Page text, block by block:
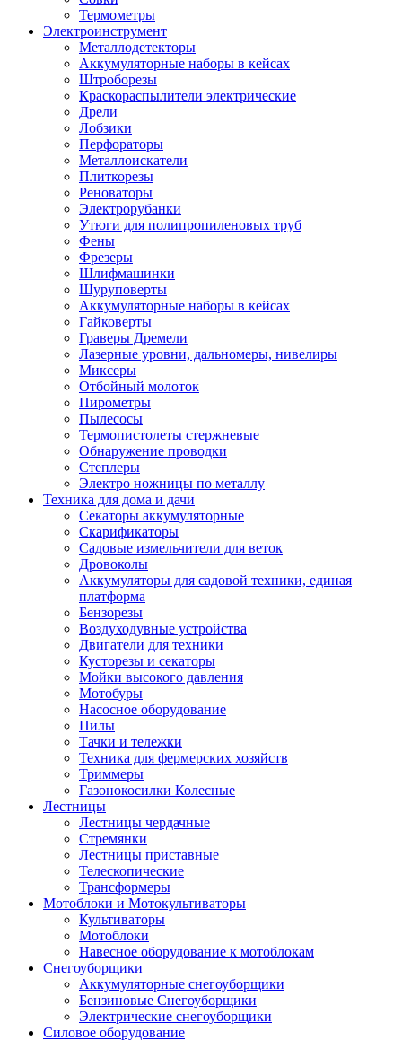
Термометры
Электроинструмент
Металлодетекторы
Аккумуляторные наборы в кейсах
Штроборезы
Краскораспылители электрические
Дрели
Лобзики
Перфораторы
Металлоискатели
Плиткорезы
Реноваторы
Электрорубанки
Утюги для полипропиленовых труб
Фены
Фрезеры
Шлифмашинки
Шуруповерты
Аккумуляторные наборы в кейсах
Гайковерты
Граверы Дремели
Лазерные уровни, дальномеры, нивелиры
Миксеры
Отбойный молоток
Пирометры
Пылесосы
Термопистолеты стержневые
Обнаружение проводки
Степлеры
Электро ножницы по металлу
Техника для дома и дачи
Секаторы аккумуляторные
Скарификаторы
Садовые измельчители для веток
Дровоколы
Аккумуляторы для садовой техники, единая
платформа
Бензорезы
Воздуходувные устройства
Двигатели для техники
Кусторезы и секаторы
Мойки высокого давления
Мотобуры
Насосное оборудование
Пилы
Тачки и тележки
Техника для фермерских хозяйств
Триммеры
Газонокосилки Колесные
Лестницы
Лестницы чердачные
Стремянки
Лестницы приставные
Телескопические
Трансформеры
Мотоблоки и Мотокультиваторы
Культиваторы
Мотоблоки
Навесное оборудование к мотоблокам
Снегоуборщики
Аккумуляторные снегоуборщики
Бензиновые Снегоуборщики
Электрические снегоуборщики
Силовое оборудование